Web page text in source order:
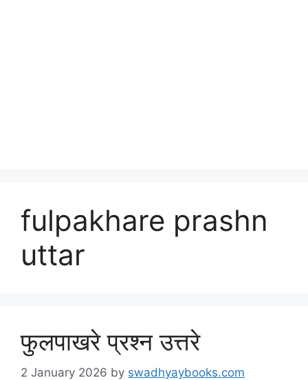
fulpakhare prashn
uttar
फुलपाखरे प्रश्न उत्तरे
2 January 2026 by swadhyaybooks.com